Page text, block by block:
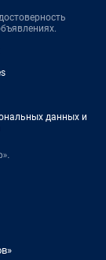
данных и